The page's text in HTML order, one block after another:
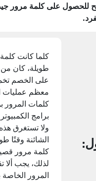
للحصول على كلمة مرور
كلما كانت كلمة
طويلة، كان
على الخصم
معظم عمليات
كلمات المرور
برامج
ولا تستغرق
الشائنة وقتًا
كلمة مرور
لذلك، يجب ألا